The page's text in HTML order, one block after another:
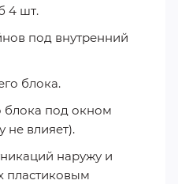
4 шт.
под внутренний
блока.
под окном
не влияет).
наружу и
пластиковым